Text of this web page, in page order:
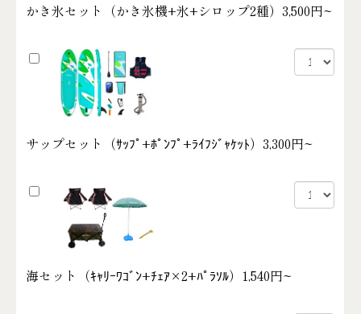
かき氷セット（かき氷機+氷+シロップ2種） 3,500円~
サップセット（ｻｯﾌﾟ+ﾎﾟﾝﾌﾟ+ﾗｲﾌｼﾞｬｹｯﾄ） 3,300円~
海セット（ｷｬﾘｰﾜｺﾞﾝ+ﾁｪｱ×2+ﾊﾟﾗｿﾙ） 1,540円~